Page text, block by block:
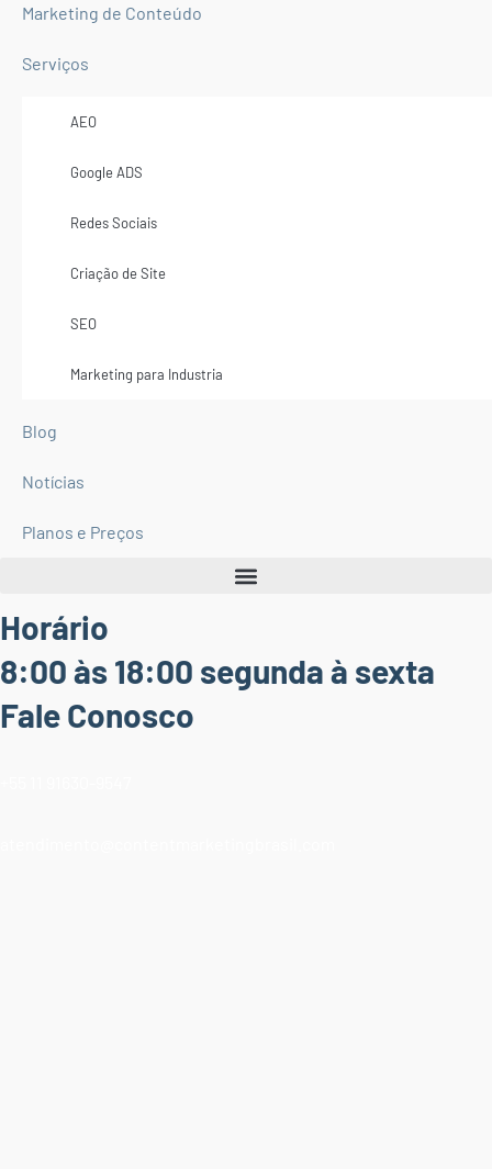
Marketing de Conteúdo
Serviços
AEO
Google ADS
Redes Sociais
Criação de Site
SEO
Marketing para Industria
Blog
Notícias
Planos e Preços
Horário
8:00 às 18:00 segunda à sexta
Fale Conosco